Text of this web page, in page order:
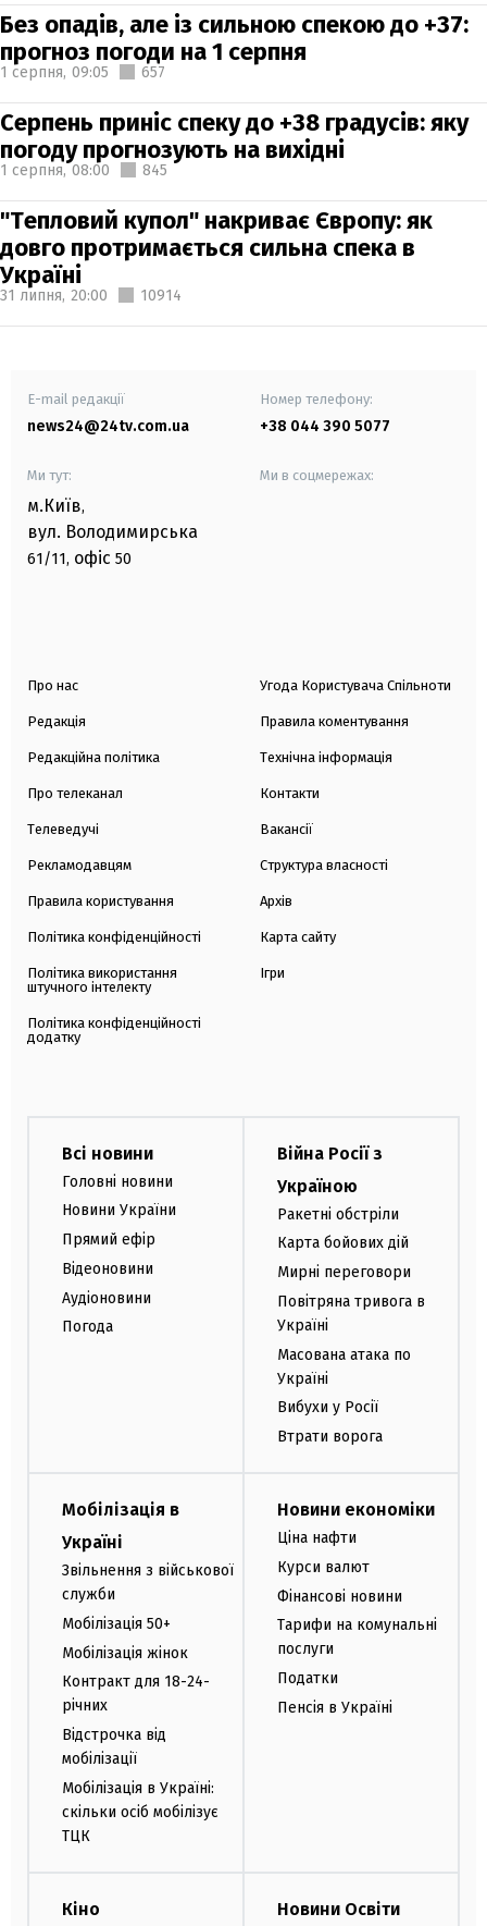
Без опадів, але із сильною спекою до +37:
прогноз погоди на 1 серпня
1 серпня, 09:05 657
Серпень приніс спеку до +38 градусів: яку
погоду прогнозують на вихідні
1 серпня, 08:00 845
"Тепловий купол" накриває Європу: як
довго протримається сильна спека в
Україні
31 липня, 20:00 10914
E-mail редакції
news24@24tv.com.ua
Номер телефону:
+38 044 390 5077
Ми тут:
м.Київ,
вул. Володимирська
61/11, офіс 50
Ми в соцмережах:
Про нас
Редакція
Редакційна політика
Про телеканал
Телеведучі
Рекламодавцям
Правила користування
Політика конфіденційності
Політика використання
штучного інтелекту
Політика конфіденційності
додатку
Угода Користувача Спільноти
Правила коментування
Технічна інформація
Контакти
Вакансії
Структура власності
Архів
Карта сайту
Ігри
Всі новини
Головні новини
Новини України
Прямий ефір
Відеоновини
Аудіоновини
Погода
Війна Росії з
Україною
Ракетні обстріли
Карта бойових дій
Мирні переговори
Повітряна тривога в
Україні
Масована атака по
Україні
Вибухи у Росії
Втрати ворога
Мобілізація в
Україні
Звільнення з військової
служби
Мобілізація 50+
Мобілізація жінок
Контракт для 18-24-
річних
Відстрочка від
мобілізації
Мобілізація в Україні:
скільки осіб мобілізує
ТЦК
Новини економіки
Ціна нафти
Курси валют
Фінансові новини
Тарифи на комунальні
послуги
Податки
Пенсія в Україні
Кіно Новини Освіти